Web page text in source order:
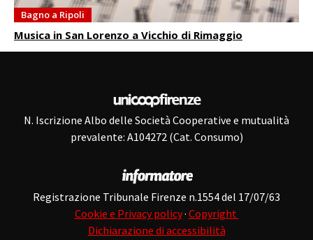
Bagno a Ripoli
Musica in San Lorenzo a Vicchio di Rimaggio
N. Iscrizione Albo delle Società Cooperative e mutualità
prevalente: A104272 (Cat. Consumo)
Registrazione Tribunale Firenze n.1554 del 17/07/63
Cookie e Privacy policy· Copyright
Dichiarazione di accessibilità